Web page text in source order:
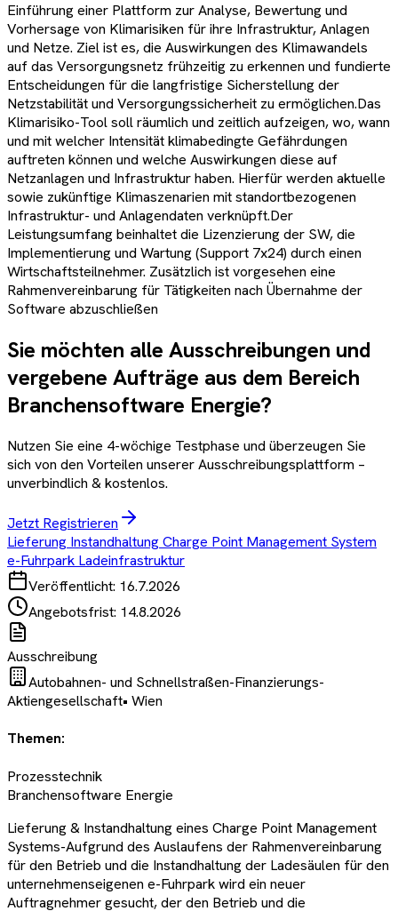
Einführung einer Plattform zur Analyse, Bewertung und
Vorhersage von Klimarisiken für ihre Infrastruktur, Anlagen
und Netze. Ziel ist es, die Auswirkungen des Klimawandels
auf das Versorgungsnetz frühzeitig zu erkennen und fundierte
Entscheidungen für die langfristige Sicherstellung der
Netzstabilität und Versorgungssicherheit zu ermöglichen.Das
Klimarisiko-Tool soll räumlich und zeitlich aufzeigen, wo, wann
und mit welcher Intensität klimabedingte Gefährdungen
auftreten können und welche Auswirkungen diese auf
Netzanlagen und Infrastruktur haben. Hierfür werden aktuelle
sowie zukünftige Klimaszenarien mit standortbezogenen
Infrastruktur- und Anlagendaten verknüpft.Der
Leistungsumfang beinhaltet die Lizenzierung der SW, die
Implementierung und Wartung (Support 7x24) durch einen
Wirtschaftsteilnehmer. Zusätzlich ist vorgesehen eine
Rahmenvereinbarung für Tätigkeiten nach Übernahme der
Software abzuschließen
Sie möchten alle Ausschreibungen und
vergebene Aufträge aus dem Bereich
Branchensoftware Energie?
Nutzen Sie eine 4-wöchige Testphase und überzeugen Sie
sich von den Vorteilen unserer Ausschreibungsplattform –
unverbindlich & kostenlos.
Jetzt Registrieren
Lieferung Instandhaltung Charge Point Management System
e-Fuhrpark Ladeinfrastruktur
Veröffentlicht: 16.7.2026
Angebotsfrist: 14.8.2026
Ausschreibung
Autobahnen- und Schnellstraßen-Finanzierungs-
Aktiengesellschaft• Wien
Themen:
Prozesstechnik
Branchensoftware Energie
Lieferung & Instandhaltung eines Charge Point Management
Systems-Aufgrund des Auslaufens der Rahmenvereinbarung
für den Betrieb und die Instandhaltung der Ladesäulen für den
unternehmenseigenen e-Fuhrpark wird ein neuer
Auftragnehmer gesucht, der den Betrieb und die